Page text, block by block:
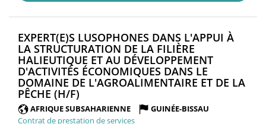
EXPERT(E)S LUSOPHONES DANS L'APPUI À
LA STRUCTURATION DE LA FILIÈRE
HALIEUTIQUE ET AU DÉVELOPPEMENT
D'ACTIVITÉS ÉCONOMIQUES DANS LE
DOMAINE DE L'AGROALIMENTAIRE ET DE LA
PÊCHE (H/F)
FENÊTRE)
AFRIQUE SUBSAHARIENNE
GUINÉE-BISSAU
Contrat de prestation de services